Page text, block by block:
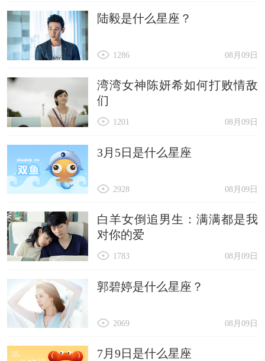
陆毅是什么星座？
08月09日
1286
湾湾女神陈妍希如何打败情敌
们
08月09日
1201
3月5日是什么星座
08月09日
2928
白羊女倒追男生：满满都是我
对你的爱
08月09日
1783
郭碧婷是什么星座？
08月09日
2069
7月9日是什么星座